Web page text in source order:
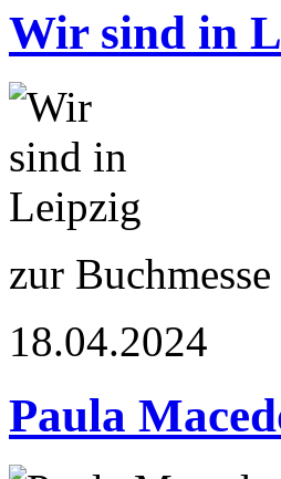
Wir sind in
zur
18.04.2024
Paula